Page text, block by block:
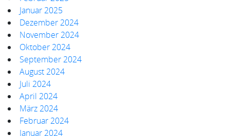
Januar 2025
Dezember 2024
November 2024
Oktober 2024
September 2024
August 2024
Juli 2024
April 2024
März 2024
Februar 2024
Januar 2024